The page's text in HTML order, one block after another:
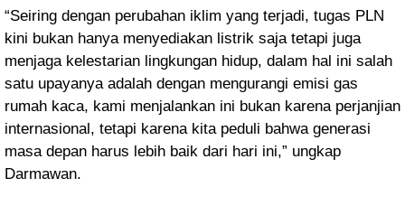
“Seiring dengan perubahan iklim yang terjadi, tugas PLN
kini bukan hanya menyediakan listrik saja tetapi juga
menjaga kelestarian lingkungan hidup, dalam hal ini salah
satu upayanya adalah dengan mengurangi emisi gas
rumah kaca, kami menjalankan ini bukan karena perjanjian
internasional, tetapi karena kita peduli bahwa generasi
masa depan harus lebih baik dari hari ini,” ungkap
Darmawan.